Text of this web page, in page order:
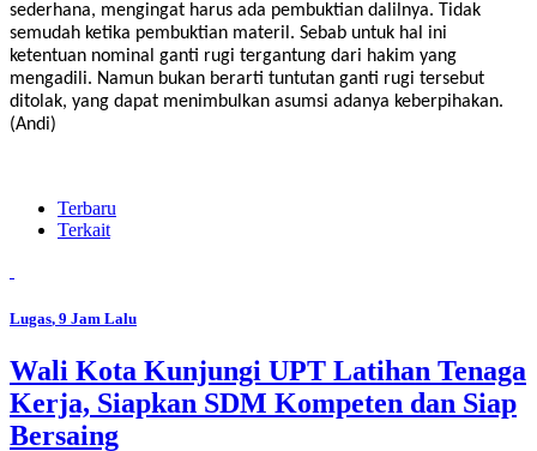
sederhana, mengingat harus ada pembuktian dalilnya. Tidak
semudah ketika pembuktian materil. Sebab untuk hal ini
ketentuan nominal ganti rugi tergantung dari hakim yang
mengadili. Namun bukan berarti tuntutan ganti rugi tersebut
ditolak, yang dapat menimbulkan asumsi adanya keberpihakan.
(Andi)
Terbaru
Terkait
Lugas, 9 Jam Lalu
Wali Kota Kunjungi UPT Latihan Tenaga
Kerja, Siapkan SDM Kompeten dan Siap
Bersaing